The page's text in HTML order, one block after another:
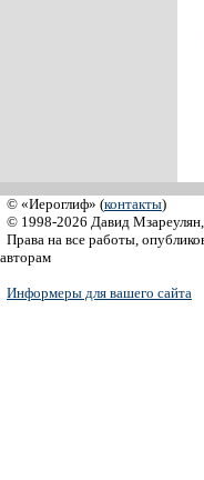
© «Иероглиф» (контакты)
© 1998-2026 Давид
Права на все работы,
авторам
Информеры для вашего сайта